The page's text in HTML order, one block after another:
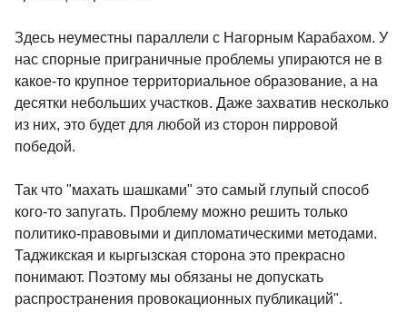
Здесь неуместны параллели с Нагорным Карабахом. У
нас спорные приграничные проблемы упираются не в
какое-то крупное территориальное образование, а на
десятки небольших участков. Даже захватив несколько
из них, это будет для любой из сторон пирровой
победой.
Так что "махать шашками" это самый глупый способ
кого-то запугать. Проблему можно решить только
политико-правовыми и дипломатическими методами.
Таджикская и кыргызская сторона это прекрасно
понимают. Поэтому мы обязаны не допускать
распространения провокационных публикаций".